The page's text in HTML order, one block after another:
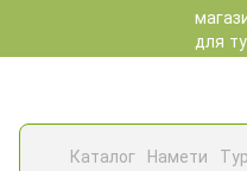
Каталог Намети